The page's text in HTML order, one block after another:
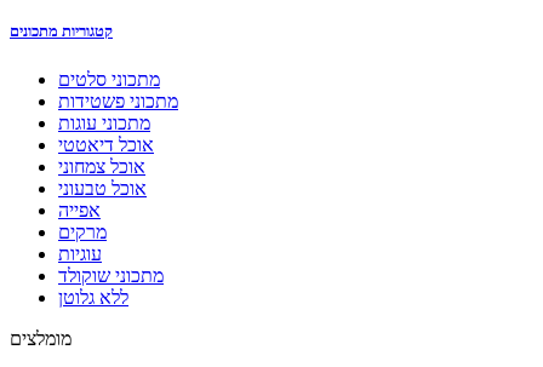
קטגוריות מתכונים
מתכוני סלטים
מתכוני פשטידות
מתכוני עוגות
אוכל דיאטטי
אוכל צמחוני
אוכל טבעוני
אפייה
מרקים
עוגיות
מתכוני שוקולד
ללא גלוטן
מומלצים